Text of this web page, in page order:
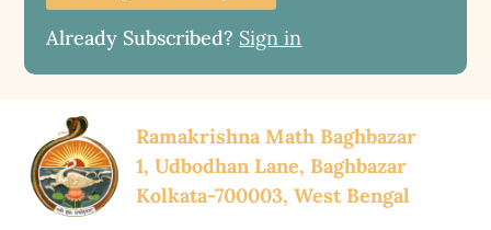
Already Subscribed? Sign in
Ramakrishna Math Baghbazar
1, Udbodhan Lane, Baghbazar
Kolkata-700003, West Bengal